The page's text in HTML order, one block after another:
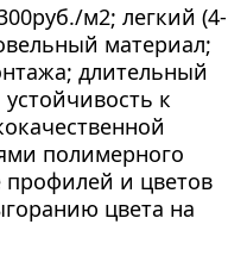
м2; легкий (4-
материал;
длительный
к
полимерного
профилей и цветов
цвета на